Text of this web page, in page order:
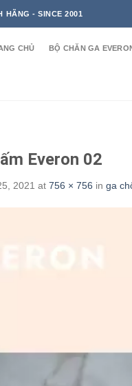
HÃNG - SINCE 2001
CHỦ BỘ CHĂN GA
Everon 02
2021 at 756 × 756 in ga